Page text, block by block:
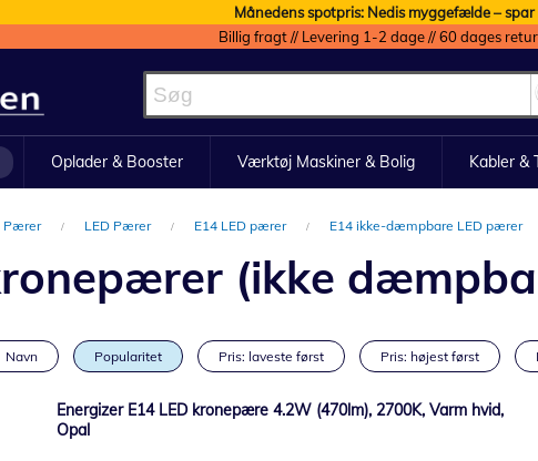
Månedens spotpris: Nedis myggefælde – spar
Billig fragt // Levering 1-2 dage // 60 dages
Oplader & Booster Værktøj Maskiner & Bolig Kabler &
Pærer LED Pærer E14 LED pærer E14 ikke-dæmpbare LED pærer
(ikke
Navn Popularitet Pris: laveste først Pris: højest først
Energizer E14 LED kronepære 4.2W (470lm), 2700K, Varm hvid,
Opal